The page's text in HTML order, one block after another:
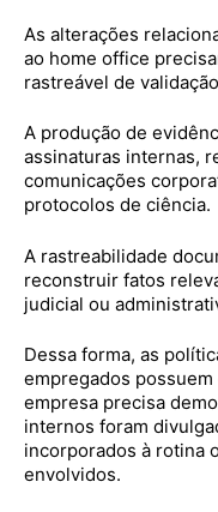
As alterações
ao home office
rastreável de
A produção de
assinaturas internas,
comunicações
protocolos de ciência.
A rastreabilidade
reconstruir fatos
judicial ou
Dessa forma, as
empregados
empresa precisa
internos foram
incorporados à rotina
envolvidos.